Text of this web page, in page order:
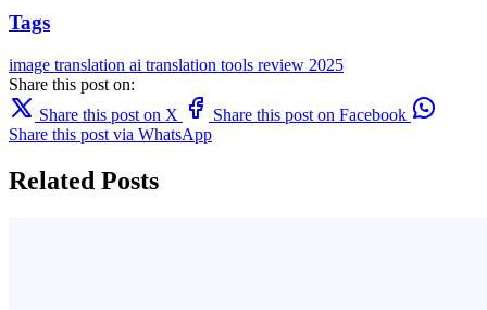
Tags
image translation ai translation tools review 2025
Share this post on:
Share this post on X
Share this post on Facebook
Share this post via WhatsApp
Related Posts